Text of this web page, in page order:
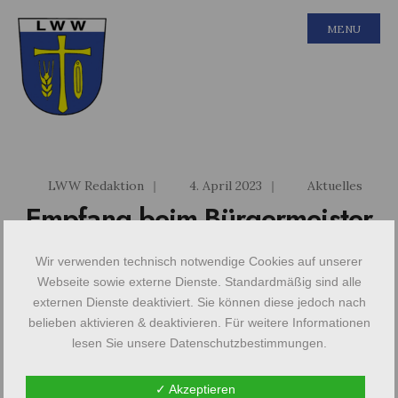
MENU
LWW Redaktion | 4. April 2023 | Aktuelles
Empfang beim Bürgermeister
in Gostyn
Die Versöhnungsarbeit in Gostyn reicht bis weit
in die 1970er Jahre zurück, vor allem mit der
Stadt Dresden. Sie basiert auf der
Leidensgeschichte polnischer
Wir verwenden technisch notwendige Cookies auf unserer
Webseite sowie externe Dienste. Standardmäßig sind alle
externen Dienste deaktiviert. Sie können diese jedoch nach
belieben aktivieren & deaktivieren. Für weitere Informationen
lesen Sie unsere Datenschutzbestimmungen.
✓ Akzeptieren